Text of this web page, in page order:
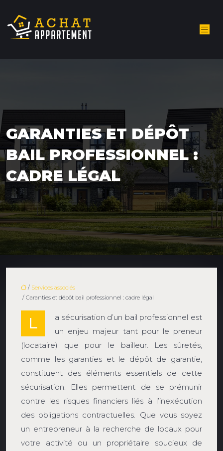
GARANTIES ET DÉPÔT
BAIL PROFESSIONNEL :
CADRE LÉGAL
/ Services associés
/ Garanties et dépôt bail professionnel : cadre légal
L
a sécurisation d’un bail professionnel est
un enjeu majeur tant pour le preneur
(locataire) que pour le bailleur. Les sûretés,
comme les garanties et le dépôt de garantie,
constituent des éléments essentiels de cette
sécurisation. Elles permettent de se prémunir
contre les risques financiers liés à l’inexécution
des obligations contractuelles. Que vous soyez
un entrepreneur à la recherche de locaux pour
votre activité ou un propriétaire soucieux de